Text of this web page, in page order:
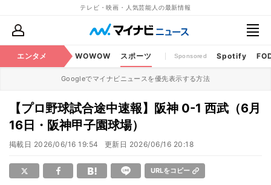
テレビ・映画・人気芸能人の最新情報
エンタメ
・CS番組 WOWOW スポーツ Sponsored Spotify
Googleでマイナビニュースを優先表示する方法
【プロ野球試合途中速報】阪神 0-1 西武（6月
16日・阪神甲子園球場）
掲載日 2026/06/16 19:54 更新日 2026/06/16 20:18
URLをコピー